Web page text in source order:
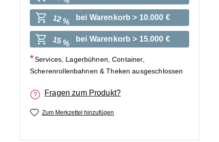
12 % bei Warenkorb > 10.000 €
15 % bei Warenkorb > 15.000 €
Services, Lagerbühnen, Container,
Scherenrollenbahnen & Theken ausgeschlossen
Fragen zum Produkt?
Zum Merkzettel hinzufügen